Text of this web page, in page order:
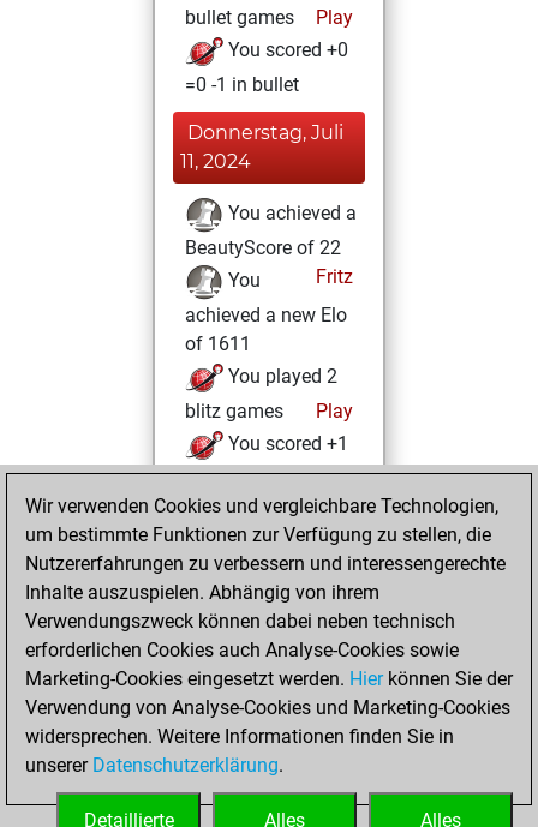
bullet games
Play
You scored +0
=0 -1 in bullet
Donnerstag, Juli
11, 2024
You achieved a
BeautyScore of 22
Fritz
You
achieved a new Elo
of 1611
You played 2
blitz games
Play
You scored +1
=0 -1 in blitz
Donnerstag, Juli
6, 2023
You won
against Fritz
Fritz
Freitag, Juni 16,
2023
You created
your Fritz account
Wir verwenden Cookies und vergleichbare Technologien,
um bestimmte Funktionen zur Verfügung zu stellen, die
Nutzererfahrungen zu verbessern und interessengerechte
Inhalte auszuspielen. Abhängig von ihrem
Verwendungszweck können dabei neben technisch
erforderlichen Cookies auch Analyse-Cookies sowie
Marketing-Cookies eingesetzt werden. Hierkönnen Sie der
Verwendung von Analyse-Cookies und Marketing-Cookies
widersprechen. Weitere Informationen finden Sie in
unserer Datenschutzerklärung.
Alles
Alles
Detaillierte